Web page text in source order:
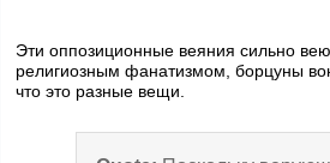
Эти оппозиционные веяния сильно
религиозным фанатизмом, борцуны
что это разные вещи.